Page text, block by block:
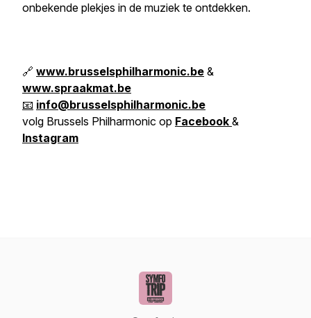
onbekende plekjes in de muziek te ontdekken.
🔗 www.brusselsphilharmonic.be &
www.spraakmat.be
📧 info@brusselsphilharmonic.be
volg Brussels Philharmonic op Facebook &
Instagram